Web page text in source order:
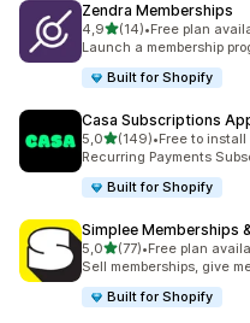
Zendra Memberships
4,9na 5 gwiazdek
(14)
Łączna liczba recenzji: 14
•Free plan
Launch a membership
Built for Shopify
Casa Subscriptions
5,0na 5 gwiazdek
(149)
Łączna liczba recenzji: 149
•Free to install
Recurring Payments
Built for Shopify
Simplee Memberships
5,0na 5 gwiazdek
(77)
Łączna liczba recenzji: 77
•Free plan
Sell memberships, give
Built for Shopify